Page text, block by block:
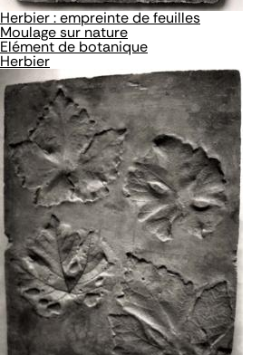
Herbier : empreinte de feuilles
Moulage sur nature
Elément de botanique
Herbier